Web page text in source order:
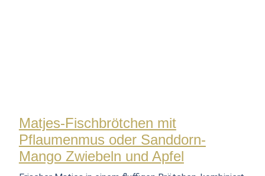
Matjes-Fischbrötchen mit
Pflaumenmus oder Sanddorn-
Mango Zwiebeln und Apfel